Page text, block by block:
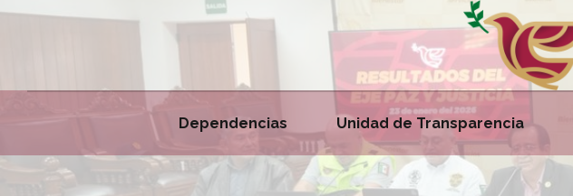
Dependencias Unidad de Transparencia